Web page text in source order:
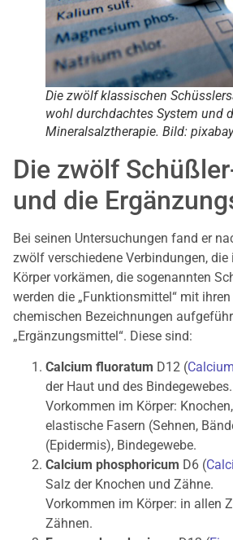
Die zwölf klassischen
wohl durchdachtes System und
Mineralsalztherapie. Bild: pixabay
Die zwölf
und die
Bei seinen Untersuchungen fand er
zwölf verschiedene Verbindungen,
Körper vorkämen, die sogenannten
werden die „Funktionsmittel“ mit
chemischen Bezeichnungen
„Ergänzungsmittel“. Diese sind:
Calcium fluoratum D12 (
der Haut und des Bindegewebes.
Vorkommen im Körper:
elastische Fasern (Sehnen,
(Epidermis), Bindegewebe.
Calcium phosphoricum D6 (
Salz der Knochen und Zähne.
Vorkommen im Körper: in allen
Zähnen.